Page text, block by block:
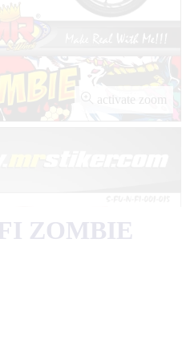
activate zoom
ZOMBIE